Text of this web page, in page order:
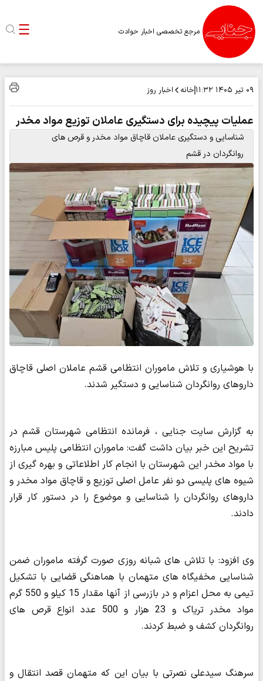
مرجع تخصصی اخبار حوادث
۰۹ تیر ۱۴۰۵ ۱۱:۳۲ خانه اخبار روز
عملیات پیچیده برای دستگیری عاملان توزیع مواد مخدر
شناسایی و دستگیری عاملان قاچاق مواد مخدر و قرص های
روانگردان در قشم
با هوشیاری و تلاش ماموران انتظامی قشم عاملان اصلی قاچاق
داروهای روانگردان شناسایی و دستگیر شدند.
به گزارش سایت جنایی ، فرمانده انتظامی شهرستان قشم در
تشریح این خبر بیان داشت گفت: ماموران انتظامی پلیس مبارزه
با مواد مخدر این شهرستان با انجام کار اطلاعاتی و بهره گیری از
شیوه های پلیسی دو نفر عامل اصلی توزیع و قاچاق مواد مخدر و
داروهای روانگردان را شناسایی و موضوع را در دستور کار قرار
دادند.
وی افزود: با تلاش های شبانه روزی صورت گرفته ماموران ضمن
شناسایی مخفیگاه های متهمان با هماهنگی قضایی با تشکیل
تیمی به محل اعزام و در بازرسی از آنها مقدار 15 کیلو و 550 گرم
مواد مخدر تریاک و 23 هزار و 500 عدد انواع قرص های
روانگردان کشف و ضبط کردند.
سرهنگ سیدعلی نصرتی با بیان این که متهمان قصد انتقال و